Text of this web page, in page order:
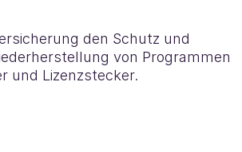
den Schutz und
von Programmen
und Lizenzstecker.